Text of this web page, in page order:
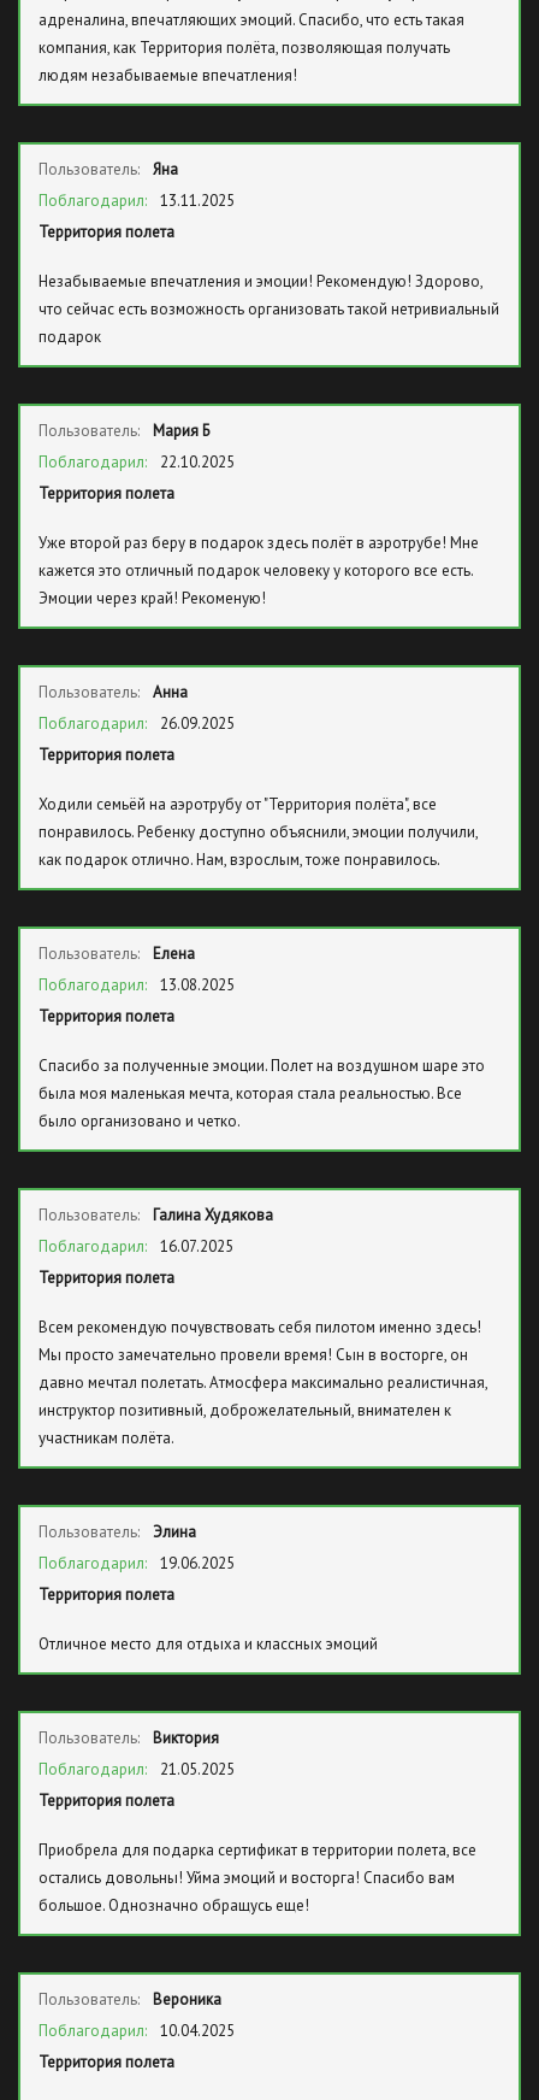
адреналина, впечатляющих эмоций. Спасибо, что есть такая
компания, как Территория полёта, позволяющая получать
людям незабываемые впечатления!
Пользователь:
Яна
Поблагодарил:
13.11.2025
Территория полета
Незабываемые впечатления и эмоции! Рекомендую! Здорово,
что сейчас есть возможность организовать такой нетривиальный
подарок
Пользователь:
Мария Б
Поблагодарил:
22.10.2025
Территория полета
Уже второй раз беру в подарок здесь полёт в аэротрубе! Мне
кажется это отличный подарок человеку у которого все есть.
Эмоции через край! Рекоменую!
Пользователь:
Анна
Поблагодарил:
26.09.2025
Территория полета
Ходили семьёй на аэротрубу от "Территория полёта", все
понравилось. Ребенку доступно объяснили, эмоции получили,
как подарок отлично. Нам, взрослым, тоже понравилось.
Пользователь:
Елена
Поблагодарил:
13.08.2025
Территория полета
Спасибо за полученные эмоции. Полет на воздушном шаре это
была моя маленькая мечта, которая стала реальностью. Все
было организовано и четко.
Пользователь:
Галина Худякова
Поблагодарил:
16.07.2025
Территория полета
Всем рекомендую почувствовать себя пилотом именно здесь!
Мы просто замечательно провели время! Сын в восторге, он
давно мечтал полетать. Атмосфера максимально реалистичная,
инструктор позитивный, доброжелательный, внимателен к
участникам полёта.
Пользователь:
Элина
Поблагодарил:
19.06.2025
Территория полета
Отличное место для отдыха и классных эмоций
Пользователь:
Виктория
Поблагодарил:
21.05.2025
Территория полета
Приобрела для подарка сертификат в территории полета, все
остались довольны! Уйма эмоций и восторга! Спасибо вам
большое. Однозначно обращусь еще!
Пользователь:
Вероника
Поблагодарил:
10.04.2025
Территория полета